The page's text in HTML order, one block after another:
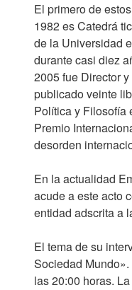
El primero de
1982 es Catedrá
de la Universidad
durante casi diez
2005 fue Director
publicado veinte
Política y Filosofía
Premio
desorden
En la actualidad
acude a este acto
entidad adscrita a
El tema de su
Sociedad
las 20:00 horas.